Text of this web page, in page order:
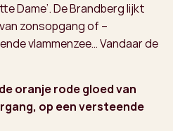
Dame’. De Brandberg lijkt
zonsopgang of –
vlammenzee… Vandaar de
oranje rode gloed van
op een versteende